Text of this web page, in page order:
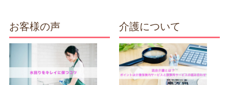
お客様の声 介護について